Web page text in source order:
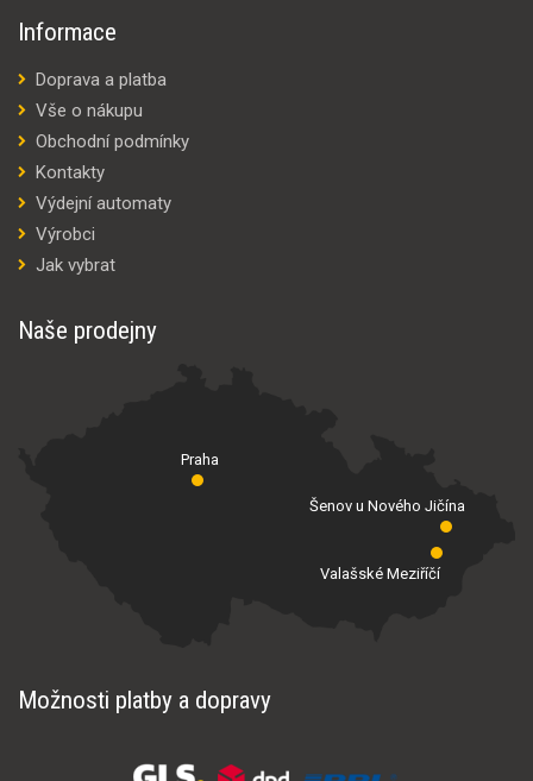
Informace
Doprava a platba
Vše o nákupu
Obchodní podmínky
Kontakty
Výdejní automaty
Výrobci
Jak vybrat
Naše prodejny
Praha
Valašské Meziříčí
Šenov u Nového Jičína
Možnosti platby a dopravy